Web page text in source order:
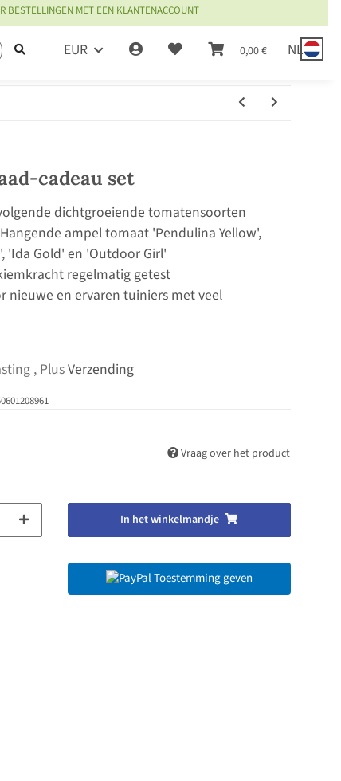
BESTELLINGEN MET EEN KLANTENACCOUNT
EUR 0,00 € NL
cadeau set
dichtgroeiende tomatensoorten
ampel tomaat 'Pendulina Yellow',
'Ida Gold' en 'Outdoor Girl'
regelmatig getest
nieuwe en ervaren tuiniers met veel
, PlusVerzending
Vraag over het product
In het winkelmandje
Toestemming geven